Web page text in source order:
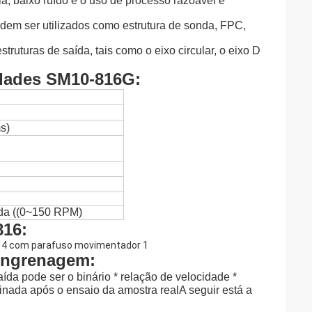
ser utilizados como estrutura de sonda, FPC,
de saída, tais como o eixo circular, o eixo D
SM10-816G:
((0~150 RPM)
pode ser o binário * relação de velocidade *
após o ensaio da amostra realA seguir está a